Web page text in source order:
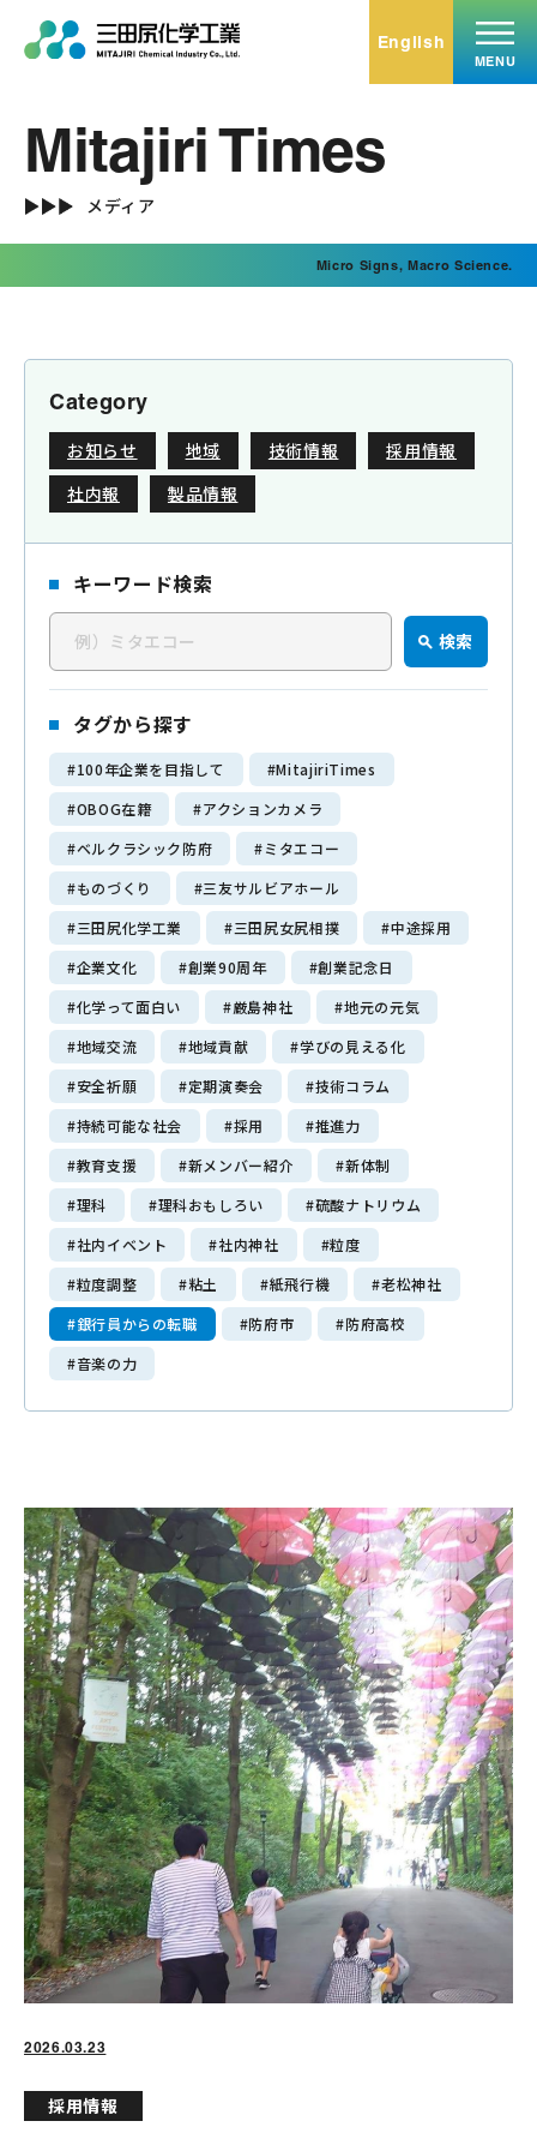
English
MENU
トップ
Top
事業内容
Service
有機化学品
ミタエコー
受託加工･小分け充填
ミタバイオ
不動産賃貸
三田尻化学工業について
About us
企業理念
私たちの強み
会社情報
Company
代表挨拶
会社概要
経営理念
90年の歴史
メディア
Mitajiri Times
採用情報
Recruit
働く環境・福利厚生
募集要項・選考ステップ
エントリーフォーム
お問い合わせ
プライバシーポリシー
サイトマップ
Mail
0835-22-3311
Mitajiri Times
メディア
Micro Signs, Macro Science.
Category
お知らせ 地域 技術情報
採用情報
社内報
製品情報
キーワード検索
検
索
キ
ー
ワ
ー
ド
検索
タグから探す
#100年企業を目指して
#MitajiriTimes
#OBOG在籍
#アクションカメラ
#ベルクラシック防府
#ミタエコー
#ものづくり
#三友サルビアホール
#三田尻化学工業
#三田尻女尻相撲
#中途採用
#企業文化
#創業90周年
#創業記念日
#化学って面白い
#厳島神社
#地元の元気
#地域交流
#地域貢献
#学びの見える化
#安全祈願
#定期演奏会
#技術コラム
#持続可能な社会
#採用
#推進力
#教育支援
#新メンバー紹介
#新体制
#理科
#理科おもしろい
#硫酸ナトリウム
#社内イベント
#社内神社
#粒度
#粒度調整
#粘土 #紙飛行機
#老松神社
#銀行員からの転職
#防府市
#防府高校
#音楽の力
採用情報
2026.03.23